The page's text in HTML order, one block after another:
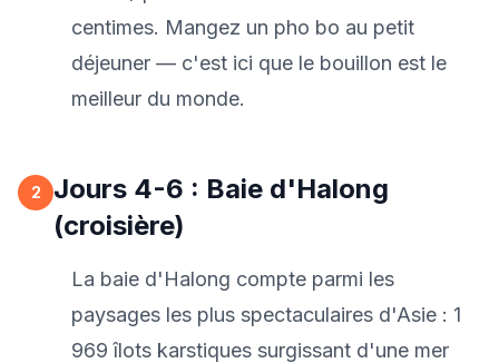
centimes. Mangez un pho bo au petit
déjeuner — c'est ici que le bouillon est le
meilleur du monde.
2
Jours 4-6 : Baie d'Halong
(croisière)
La baie d'Halong compte parmi les
paysages les plus spectaculaires d'Asie : 1
969 îlots karstiques surgissant d'une mer